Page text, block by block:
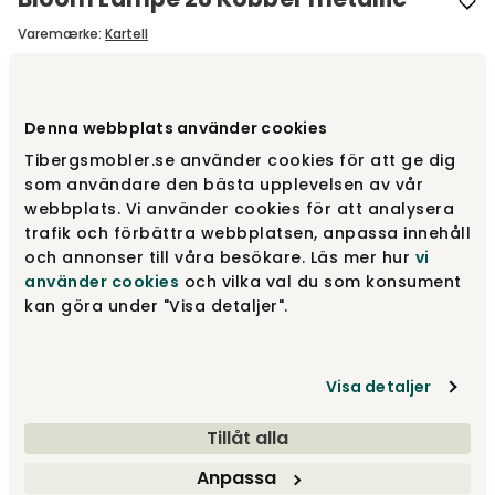
Denna webbplats använder cookies
Tibergsmobler.se använder cookies för att ge dig
som användare den bästa upplevelsen av vår
webbplats. Vi använder cookies för att analysera
trafik och förbättra webbplatsen, anpassa innehåll
och annonser till våra besökare. Läs mer hur vi
använder cookies och vilka val du som konsument
kan göra under "Visa detaljer".
Visa detaljer
Tillåt alla
Anpassa
Varemærke: Kartell
Kobber metal 4 255 kr
Mintgrøn